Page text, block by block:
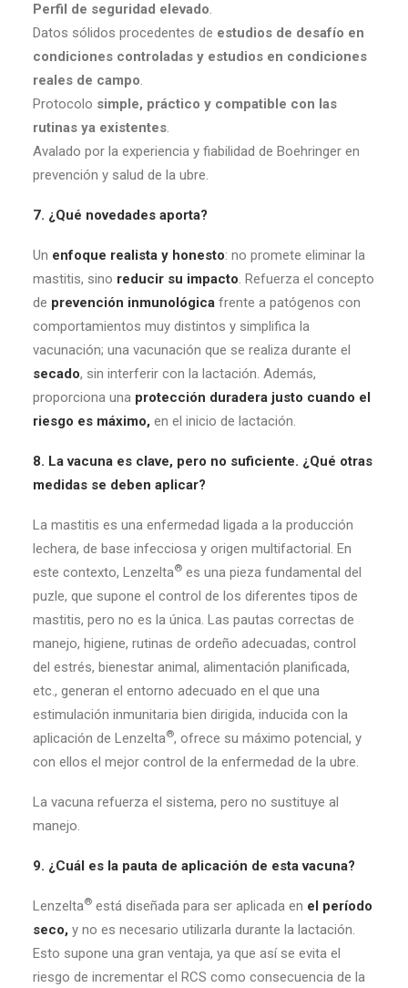
Perfil de seguridad elevado.
Datos sólidos procedentes de estudios de desafío en
condiciones controladas y estudios en condiciones
reales de campo.
Protocolo simple, práctico y compatible con las
rutinas ya existentes.
Avalado por la experiencia y fiabilidad de Boehringer en
prevención y salud de la ubre.
7. ¿Qué novedades aporta?
Un enfoque realista y honesto: no promete eliminar la
mastitis, sino reducir su impacto. Refuerza el concepto
de prevención inmunológica frente a patógenos con
comportamientos muy distintos y simplifica la
vacunación; una vacunación que se realiza durante el
secado, sin interferir con la lactación. Además,
proporciona una protección duradera justo cuando el
riesgo es máximo, en el inicio de lactación.
8. La vacuna es clave, pero no suficiente. ¿Qué otras
medidas se deben aplicar?
La mastitis es una enfermedad ligada a la producción
lechera, de base infecciosa y origen multifactorial. En
este contexto, Lenzelta® es una pieza fundamental del
puzle, que supone el control de los diferentes tipos de
mastitis, pero no es la única. Las pautas correctas de
manejo, higiene, rutinas de ordeño adecuadas, control
del estrés, bienestar animal, alimentación planificada,
etc., generan el entorno adecuado en el que una
estimulación inmunitaria bien dirigida, inducida con la
aplicación de Lenzelta®, ofrece su máximo potencial, y
con ellos el mejor control de la enfermedad de la ubre.
La vacuna refuerza el sistema, pero no sustituye al
manejo.
9. ¿Cuál es la pauta de aplicación de esta vacuna?
Lenzelta® está diseñada para ser aplicada en el período
seco, y no es necesario utilizarla durante la lactación.
Esto supone una gran ventaja, ya que así se evita el
riesgo de incrementar el RCS como consecuencia de la